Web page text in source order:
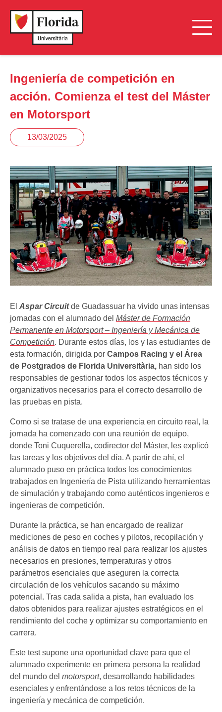
Ingeniería de competición en
acción. Comienza el test del Máster
en Motorsport
13/03/2025
El Aspar Circuit de Guadassuar ha vivido unas intensas
jornadas con el alumnado del Máster de Formación
Permanente en Motorsport – Ingeniería y Mecánica de
Competición. Durante estos días, los y las estudiantes de
esta formación, dirigida por Campos Racing y el Área
de Postgrados de Florida Universitària, han sido los
responsables de gestionar todos los aspectos técnicos y
organizativos necesarios para el correcto desarrollo de
las pruebas en pista.
Como si se tratase de una experiencia en circuito real, la
jornada ha comenzado con una reunión de equipo,
donde Toni Cuquerella, codirector del Máster, les explicó
las tareas y los objetivos del día. A partir de ahí, el
alumnado puso en práctica todos los conocimientos
trabajados en Ingeniería de Pista utilizando herramientas
de simulación y trabajando como auténticos ingenieros e
ingenieras de competición.
Durante la práctica, se han encargado de realizar
mediciones de peso en coches y pilotos, recopilación y
análisis de datos en tiempo real para realizar los ajustes
necesarios en presiones, temperaturas y otros
parámetros esenciales que aseguren la correcta
circulación de los vehículos sacando su máximo
potencial. Tras cada salida a pista, han evaluado los
datos obtenidos para realizar ajustes estratégicos en el
rendimiento del coche y optimizar su comportamiento en
carrera.
Este test supone una oportunidad clave para que el
alumnado experimente en primera persona la realidad
del mundo del motorsport, desarrollando habilidades
esenciales y enfrentándose a los retos técnicos de la
ingeniería y mecánica de competición.